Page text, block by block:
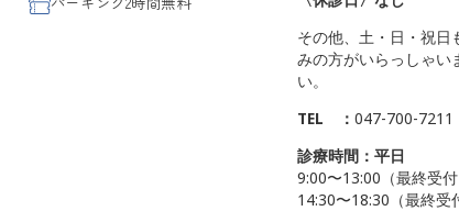
その他、土・日・祝日
みの方がいらっしゃい
い。
TEL ： 047-700-7211
診療時間：平日
9:00〜13:00（最終受付
14:30〜18:30（最終受